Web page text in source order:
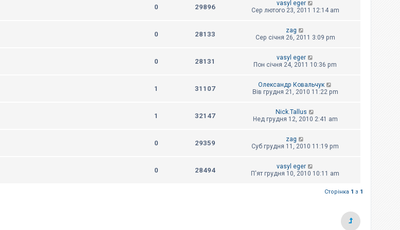
0 29896
vasyl eger
Сер лютого 23, 2011 12:14 am
0 28133
zag
Сер січня 26, 2011 3:09 pm
0 28131
vasyl eger
Пон січня 24, 2011 10:36 pm
1 31107
Олександр Ковальчук
Вів грудня 21, 2010 11:22 pm
1 32147
Nick.Tallus
Нед грудня 12, 2010 2:41 am
0 29359
zag
Суб грудня 11, 2010 11:19 pm
0 28494
vasyl eger
П'ят грудня 10, 2010 10:11 am
Сторінка 1 з 1